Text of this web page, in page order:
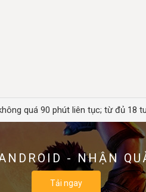
quá 90 phút liên tục; từ đủ 18
- NHẬN
Tải ngay